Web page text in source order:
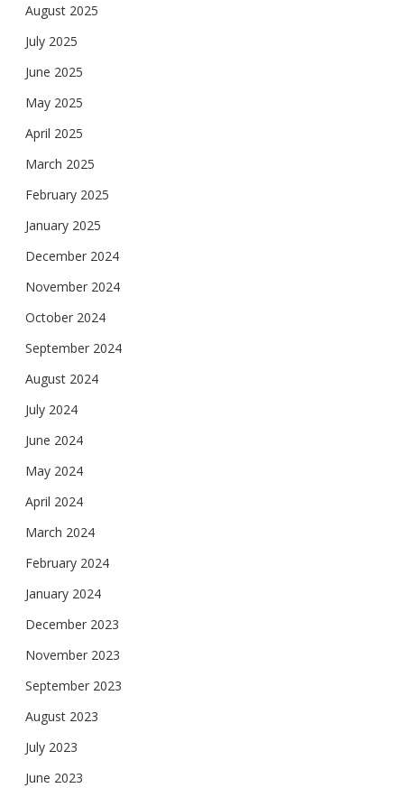
August 2025
July 2025
June 2025
May 2025
April 2025
March 2025
February 2025
January 2025
December 2024
November 2024
October 2024
September 2024
August 2024
July 2024
June 2024
May 2024
April 2024
March 2024
February 2024
January 2024
December 2023
November 2023
September 2023
August 2023
July 2023
June 2023